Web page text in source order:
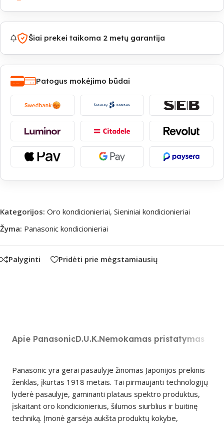
Šiai prekei taikoma 2 metų garantija
Patogus mokėjimo būdai
Kategorijos: Oro kondicionieriai, Sieniniai kondicionieriai
Žyma: Panasonic kondicionieriai
Palyginti Pridėti prie mėgstamiausių
Apie PanasonicD.U.K.Nemokamas pristatymas
Panasonic yra gerai pasaulyje žinomas Japonijos prekinis
ženklas, įkurtas 1918 metais. Tai pirmaujanti technologijų
lyderė pasaulyje, gaminanti plataus spektro produktus,
įskaitant oro kondicionierius, šilumos siurblius ir buitinę
techniką. Įmonė garsėja aukšta produktų kokybe,